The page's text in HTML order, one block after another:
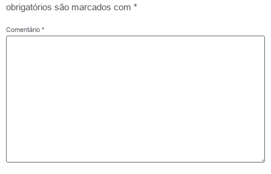
obrigatórios são marcados com *
Comentário *